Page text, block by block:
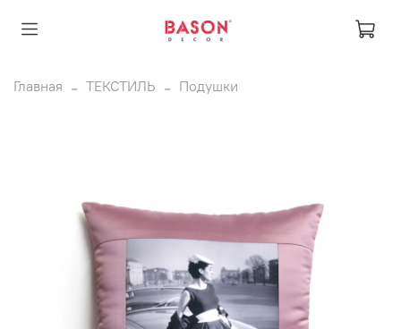
Главная ТЕКСТИЛЬ Подушки